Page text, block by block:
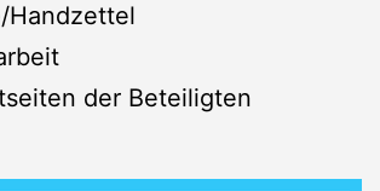
Handzettel
der Beteiligten